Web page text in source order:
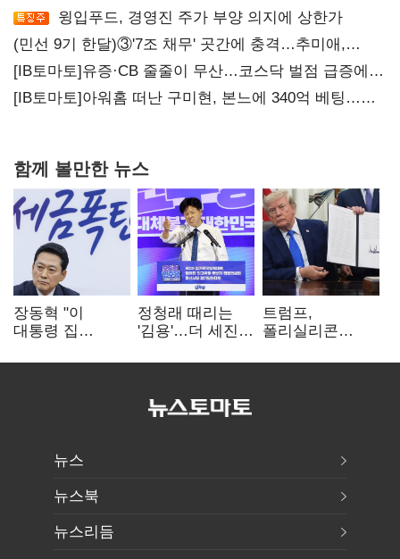
윙입푸드, 경영진 주가 부양 의지에 상한가
(민선 9기 한달)③'7조 채무' 곳간에 충격…추미애,
20년만에 '비상재정' 선언 승부수
[IB토마토]유증·CB 줄줄이 무산…코스닥 벌점 급증에
상폐 압박
[IB토마토]아워홈 떠난 구미현, 본느에 340억 베팅…
함께 볼만한 뉴스
장동혁 "이
대통령 집
폭탄…'내로남불'"
정청래 때리는
'김용'…더 세진
입
트럼프,
폴리실리콘
관세…"미 산업
뉴스
뉴스북
뉴스리듬